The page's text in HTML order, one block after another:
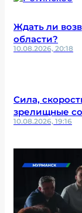
Ждать ли
области?
10.08.2026, 20:18
Сила,
зрелищные
10.08.2026, 19:16